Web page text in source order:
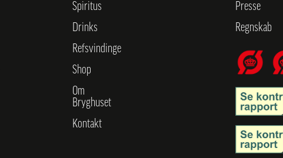
Spiritus
Drinks
Refsvindinge
Shop
Om
Bryghuset
Kontakt
Presse
Regnskab